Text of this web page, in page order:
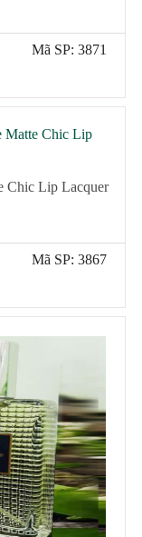
Mã SP: 3871
Chic Lip Lacquer
Mã SP: 3867